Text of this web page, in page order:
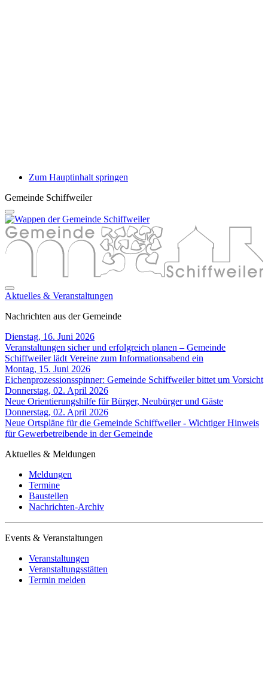
Zum Hauptinhalt springen
Gemeinde Schiffweiler
Aktuelles & Veranstaltungen
Nachrichten aus der Gemeinde
Dienstag, 16. Juni 2026
Veranstaltungen sicher und erfolgreich planen – Gemeinde
Schiffweiler lädt Vereine zum Informationsabend ein
Montag, 15. Juni 2026
Eichenprozessionsspinner: Gemeinde Schiffweiler bittet um Vorsicht
Donnerstag, 02. April 2026
Neue Orientierungshilfe für Bürger, Neubürger und Gäste
Donnerstag, 02. April 2026
Neue Ortspläne für die Gemeinde Schiffweiler - Wichtiger Hinweis
für Gewerbetreibende in der Gemeinde
Aktuelles & Meldungen
Meldungen
Termine
Baustellen
Nachrichten-Archiv
Events & Veranstaltungen
Veranstaltungen
Veranstaltungsstätten
Termin melden